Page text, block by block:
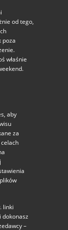
od tego,
poza
właśnie
aby
za
linki
dokonasz
–